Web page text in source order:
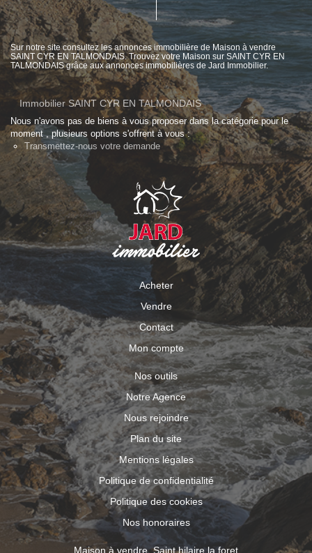
Sur notre site consultez les annonces immobilière de Maison à vendre
SAINT CYR EN TALMONDAIS. Trouvez votre Maison sur SAINT CYR EN
TALMONDAIS grâce aux annonces immobilières de Jard Immobilier.
Immobilier SAINT CYR EN TALMONDAIS
Nous n'avons pas de biens à vous proposer dans la catégorie pour le
moment , plusieurs options s'offrent à vous :
Transmettez-nous votre demande
Acheter
Vendre
Contact
Mon compte
Nos outils
Notre Agence
Nous rejoindre
Plan du site
Mentions légales
Politique de confidentialité
Politique des cookies
Nos honoraires
Maison à vendre, Saint hilaire la foret